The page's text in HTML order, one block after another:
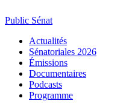
Public Sénat
Actualités
Sénatoriales 2026
Émissions
Documentaires
Podcasts
Programme